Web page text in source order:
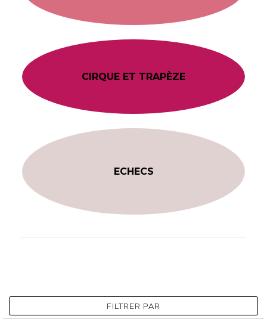
CIRQUE ET TRAPÈZE
ECHECS
FILTRER PAR